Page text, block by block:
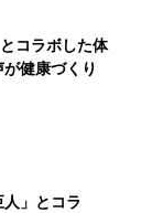
コラボした体
健康づくり
人」とコラ